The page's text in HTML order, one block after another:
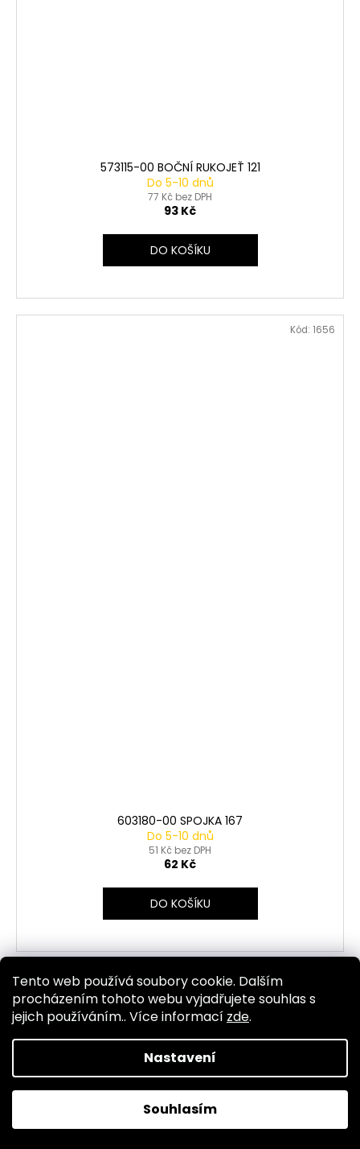
Tento web používá soubory cookie. Dalším
procházením tohoto webu vyjadřujete souhlas s
jejich používáním.. Více informací zde.
Nastavení
Souhlasím
573115-00 BOČNÍ RUKOJEŤ 121
Do 5-10 dnů
77 Kč bez DPH
93 Kč
DO KOŠÍKU
603180-00 SPOJKA 167
Do 5-10 dnů
51 Kč bez DPH
62 Kč
DO KOŠÍKU
Kód: 1656